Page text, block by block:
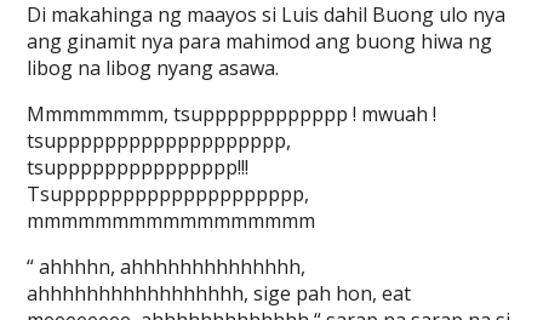
Di makahinga ng maayos si Luis dahil Buong ulo nya
ang ginamit nya para mahimod ang buong hiwa ng
libog na libog nyang asawa.
Mmmmmmmm, tsupppppppppppp ! mwuah !
tsuppppppppppppppppppp,
tsuppppppppppppppp!!!
Tsupppppppppppppppppppp,
mmmmmmmmmmmmmmmmm
“ ahhhhn, ahhhhhhhhhhhhhh,
ahhhhhhhhhhhhhhhhh, sige pah hon, eat